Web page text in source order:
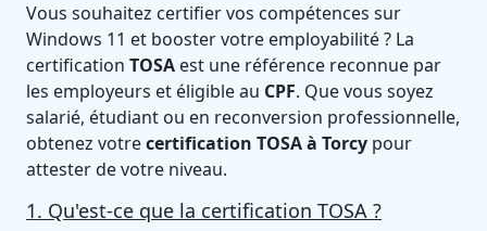
Vous souhaitez certifier vos compétences sur
Windows 11 et booster votre employabilité ? La
certification TOSA est une référence reconnue par
les employeurs et éligible au CPF. Que vous soyez
salarié, étudiant ou en reconversion professionnelle,
obtenez votrecertification TOSA à Torcy pour
attester de votre niveau.
1. Qu'est-ce que la certification TOSA ?